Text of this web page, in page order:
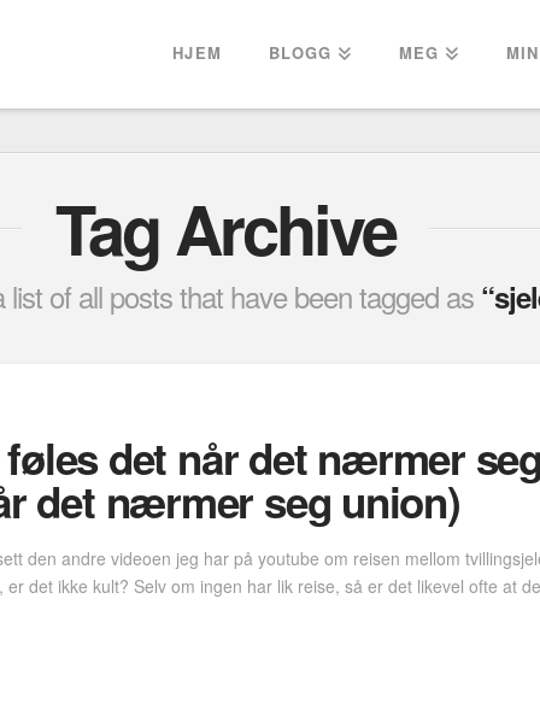
HJEM BLOGG MEG
Tag Archive
list of all posts that have been tagged as
det når det nærmer
det nærmer seg union)
den andre videoen jeg har på youtube om reisen mellom
det ikke kult? Selv om ingen har lik reise, så er det likevel ofte at